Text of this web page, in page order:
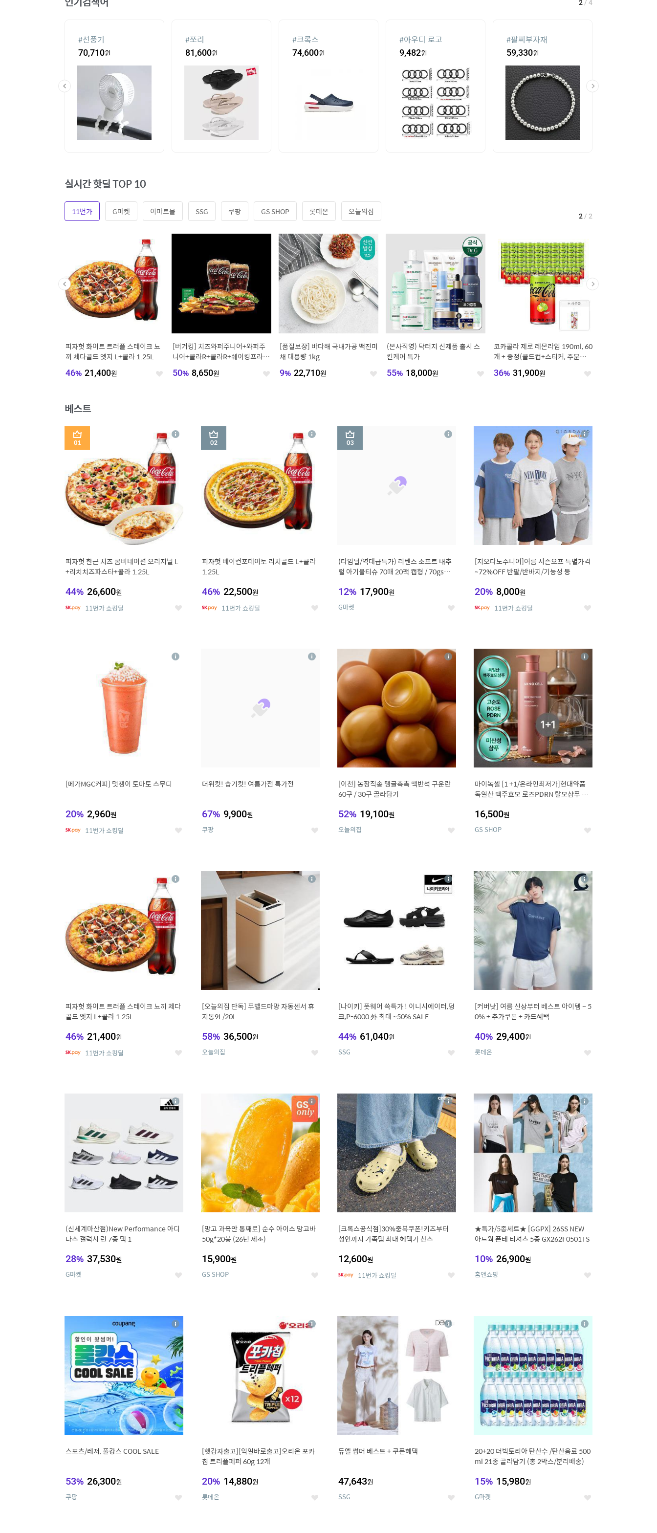
#선풍기
70,710원
#쪼리
81,600원
#크록스
74,600원
#아우디 로고
9,482원
#팔찌부자재
59,330원
2 / 4
실시간 핫딜 TOP 10
11번가 G마켓 이마트몰 SSG 쿠팡 GS SHOP 롯데온 오늘의집
좋
피자헛 화이트 트러플 스테이크 뇨
끼 체다골드 엣지 L+콜라 1.25L
46% 21,400원 좋
[버거킹] 치즈와퍼주니어+와퍼주
니어+콜라R+콜라R+쉐이킹프라이
50% 8,650원 좋
[품질보장] 바다해 국내가공 백진미
채 대용량 1kg
9% 22,710원 좋
(본사직영) 닥터지 신제품 출시 스
킨케어 특가
55% 18,000원 좋
코카콜라 제로 레몬라임 190ml, 60
개 + 증정(콜드컵+스티커, 주문시 1
36% 31,900원 좋
2 / 2
베스트
1
피자헛 한근 치즈 콤비네이션 오리지널 L
+리치치즈파스타+콜라 1.25L
44% 26,600원
11번가 쇼킹딜 좋
상
2
피자헛 베이컨포테이토 리치골드 L+콜라
1.25L
46% 22,500원
11번가 쇼킹딜 좋
상
3
(타임딜/역대급특가) 리벤스 소프트 내추
럴 아기물티슈 70매 20팩 캡형 / 70gsm
12% 17,900원
G마켓 좋
상
4
[지오다노주니어]여름 시즌오프 특별가격
~72%OFF 반팔/반바지/기능성 등
20% 8,000원
11번가 쇼킹딜 좋
상
세
[메가MGC커피] 멋쟁이 토마토 스무디
20% 2,960원
11번가 쇼킹딜 좋
상
더위컷! 습기컷! 여름가전 특가전
67% 9,900원
쿠팡 좋
상
7
[이천] 농장직송 탱글촉촉 맥반석 구운란
60구 / 30구 골라담기
52% 19,100원
오늘의집 좋
상
세
8
마이녹셀 [1 +1/온라인최저가]현대약품
독일산 맥주효모 로즈PDRN 탈모샴푸 대
16,500원
GS SHOP 좋
상
피자헛 화이트 트러플 스테이크 뇨끼 체다
골드 엣지 L+콜라 1.25L
46% 21,400원
11번가 쇼킹딜 좋
상
10
[오늘의집 단독] 푸벨드마망 자동센서 휴
지통9L/20L
58% 36,500원
오늘의집 좋
상
[나이키] 풋웨어 쓱특가 ! 이니시에이터,덩
크,P-6000 外 최대 ~50% SALE
44% 61,040원
SSG 좋
상
세
12
[커버낫] 여름 신상부터 베스트 아이템 ~ 5
0% + 추가쿠폰 + 카드혜택
40% 29,400원
롯데온 좋
상
세
(신세계마산점)New Performance 아디
다스 갤럭시 런 7종 택 1
28% 37,530원
G마켓 좋
상
세
[망고 과육만 통째로] 순수 아이스 망고바
50g*20봉 (26년 제조)
15,900원
GS SHOP 좋
상
세
15
[크록스공식점]30%중복쿠폰!키즈부터
성인까지 가족템 최대 혜택가 찬스
12,600원
11번가 쇼킹딜 좋
상
세
16
★특가/5종세트★ [GGPX] 26SS NEW
아트웍 폰테 티셔츠 5종 GX262F0501TS
10% 26,900원
홈앤쇼핑 좋
상
세
17
스포츠/레저, 풀캉스 COOL SALE
53% 26,300원
쿠팡 좋
상
세
[햇감자출고][익일바로출고]오리온 포카
칩 트리플페퍼 60g 12개
20% 14,880원
롯데온 좋
상
19
듀엘 썸머 베스트 + 쿠폰혜택
47,643원
SSG 좋
상
20
20+20 더빅토리아 탄산수 /탄산음료 500
ml 21종 골라담기 (총 2박스/분리배송)
15% 15,980원
G마켓 좋
상